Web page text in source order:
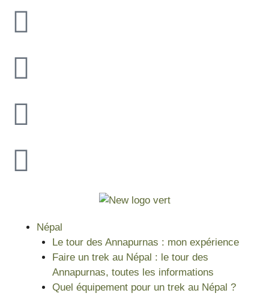
Népal
Le tour des Annapurnas : mon expérience
Faire un trek au Népal : le tour des
Annapurnas, toutes les informations
Quel équipement pour un trek au Népal ?